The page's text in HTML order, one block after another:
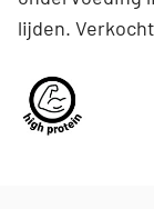
lijden.